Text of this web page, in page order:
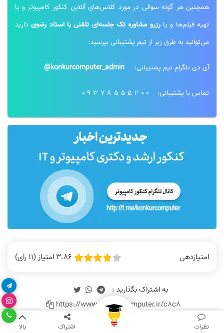
نظرات اشتراک بالا
همچنین هر گونه سوالی در مورد کلاس‌های آنلاین کنکور کامپیوتر و یا
تهیه فیلم‌ها و یارزرو مشاوره تک جلسه‌ای تلفنی با استاد رضویدارید
می‌توانید به طرق زیر از تیم پشتیبانی بپرسید:
آی دی تلگرام تیم پشتیبانی: konkurcomputer_admin@
تماس با پشتیبانی: 09378555200
امتیازدهی 3.86 امتیاز (11 رای)
https://www.konkurcomputer.ir/c8c8
برچسب‌ها :
طراحی الگوریتم فناوری